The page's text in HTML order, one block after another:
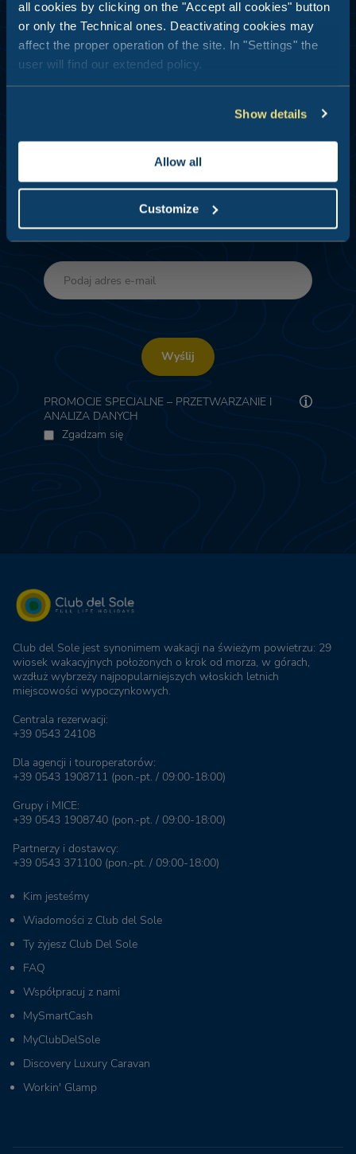
all cookies by clicking on the "Accept all cookies" button
or only the Technical ones. Deactivating cookies may
affect the proper operation of the site. In "Settings" the
user will find our extended policy.
Show details
Allow all
Customize
Zarejestruj się
Newsletter
aby pomyśleć o wakacjach.
Przesyłając dane, potwierdzam zapoznanie się
zpolityką prywatności
Wyślij
PROMOCJE SPECJALNE – PRZETWARZANIE I
ANALIZA DANYCH
Zgadzam się
Club del Sole jest synonimem wakacji na świeżym powietrzu: 29
wiosek wakacyjnych położonych o krok od morza, w górach,
wzdłuż wybrzeży najpopularniejszych włoskich letnich
miejscowości wypoczynkowych.
Centrala rezerwacji:
+39 0543 24108
Dla agencji i touroperatorów:
+39 0543 1908711 (pon.-pt. / 09:00-18:00)
Grupy i MICE:
+39 0543 1908740 (pon.-pt. / 09:00-18:00)
Partnerzy i dostawcy:
+39 0543 371100 (pon.-pt. / 09:00-18:00)
Kim jesteśmy
Wiadomości z Club del Sole
Ty żyjesz Club Del Sole
FAQ
Współpracuj z nami
MySmartCash
MyClubDelSole
Discovery Luxury Caravan
Workin' Glamp